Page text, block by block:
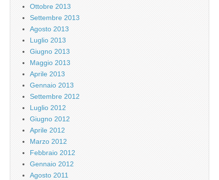
Ottobre 2013
Settembre 2013
Agosto 2013
Luglio 2013
Giugno 2013
Maggio 2013
Aprile 2013
Gennaio 2013
Settembre 2012
Luglio 2012
Giugno 2012
Aprile 2012
Marzo 2012
Febbraio 2012
Gennaio 2012
Agosto 2011